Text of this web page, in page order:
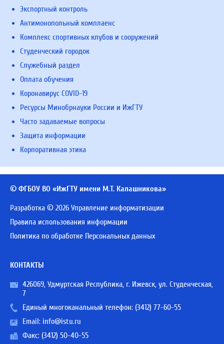
Экспортный контроль
Антимонопольный комплаенс
Комплекс спортивных клубов и сооружений
Студенческий городок
Служебный раздел
Оплата обучения
Коронавирус COVID-19
Ресурсы Минобрнауки России и ИжГТУ
Часто задаваемые вопросы
Защита информации
Корпоративная этика
© ФГБОУ ВО «ИжГТУ имени М.Т. Калашникова»
Разработка © 2026 Управление информатизации
Правила использования информации
Политика по обработке Персональных данных
КОНТАКТЫ
426069, Удмуртская Республика, г. Ижевск, ул. Студенческая,
7
Единый многоканальный телефон: (3412) 77-60-55
Email: info@istu.ru
Факс: (3412) 50-40-55